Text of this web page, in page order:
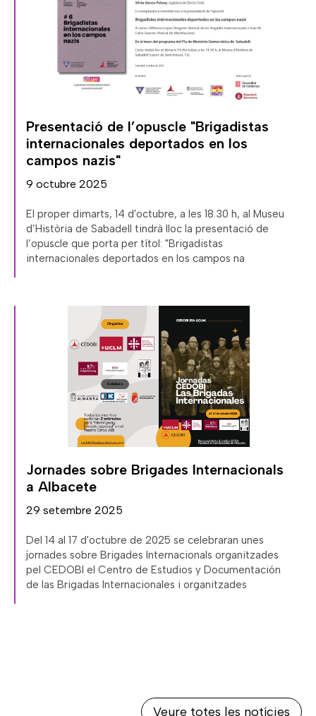
Presentació de l’opuscle "Brigadistas
internacionales deportados en los
campos nazis"
9 octubre 2025
El proper dimarts, 14 d'octubre, a les 18.30 h, al Museu
d’Història de Sabadell tindrà lloc la presentació de
l’opuscle que porta per títol: "Brigadistas
internacionales deportados en los campos na
Jornades sobre Brigades Internacionals
a Albacete
29 setembre 2025
Del 14 al 17 d'octubre de 2025 se celebraran unes
jornades sobre Brigades Internacionals organitzades
pel CEDOBI el Centro de Estudios y Documentación
de las Brigadas Internacionales i organitzades
Veure totes les notícies